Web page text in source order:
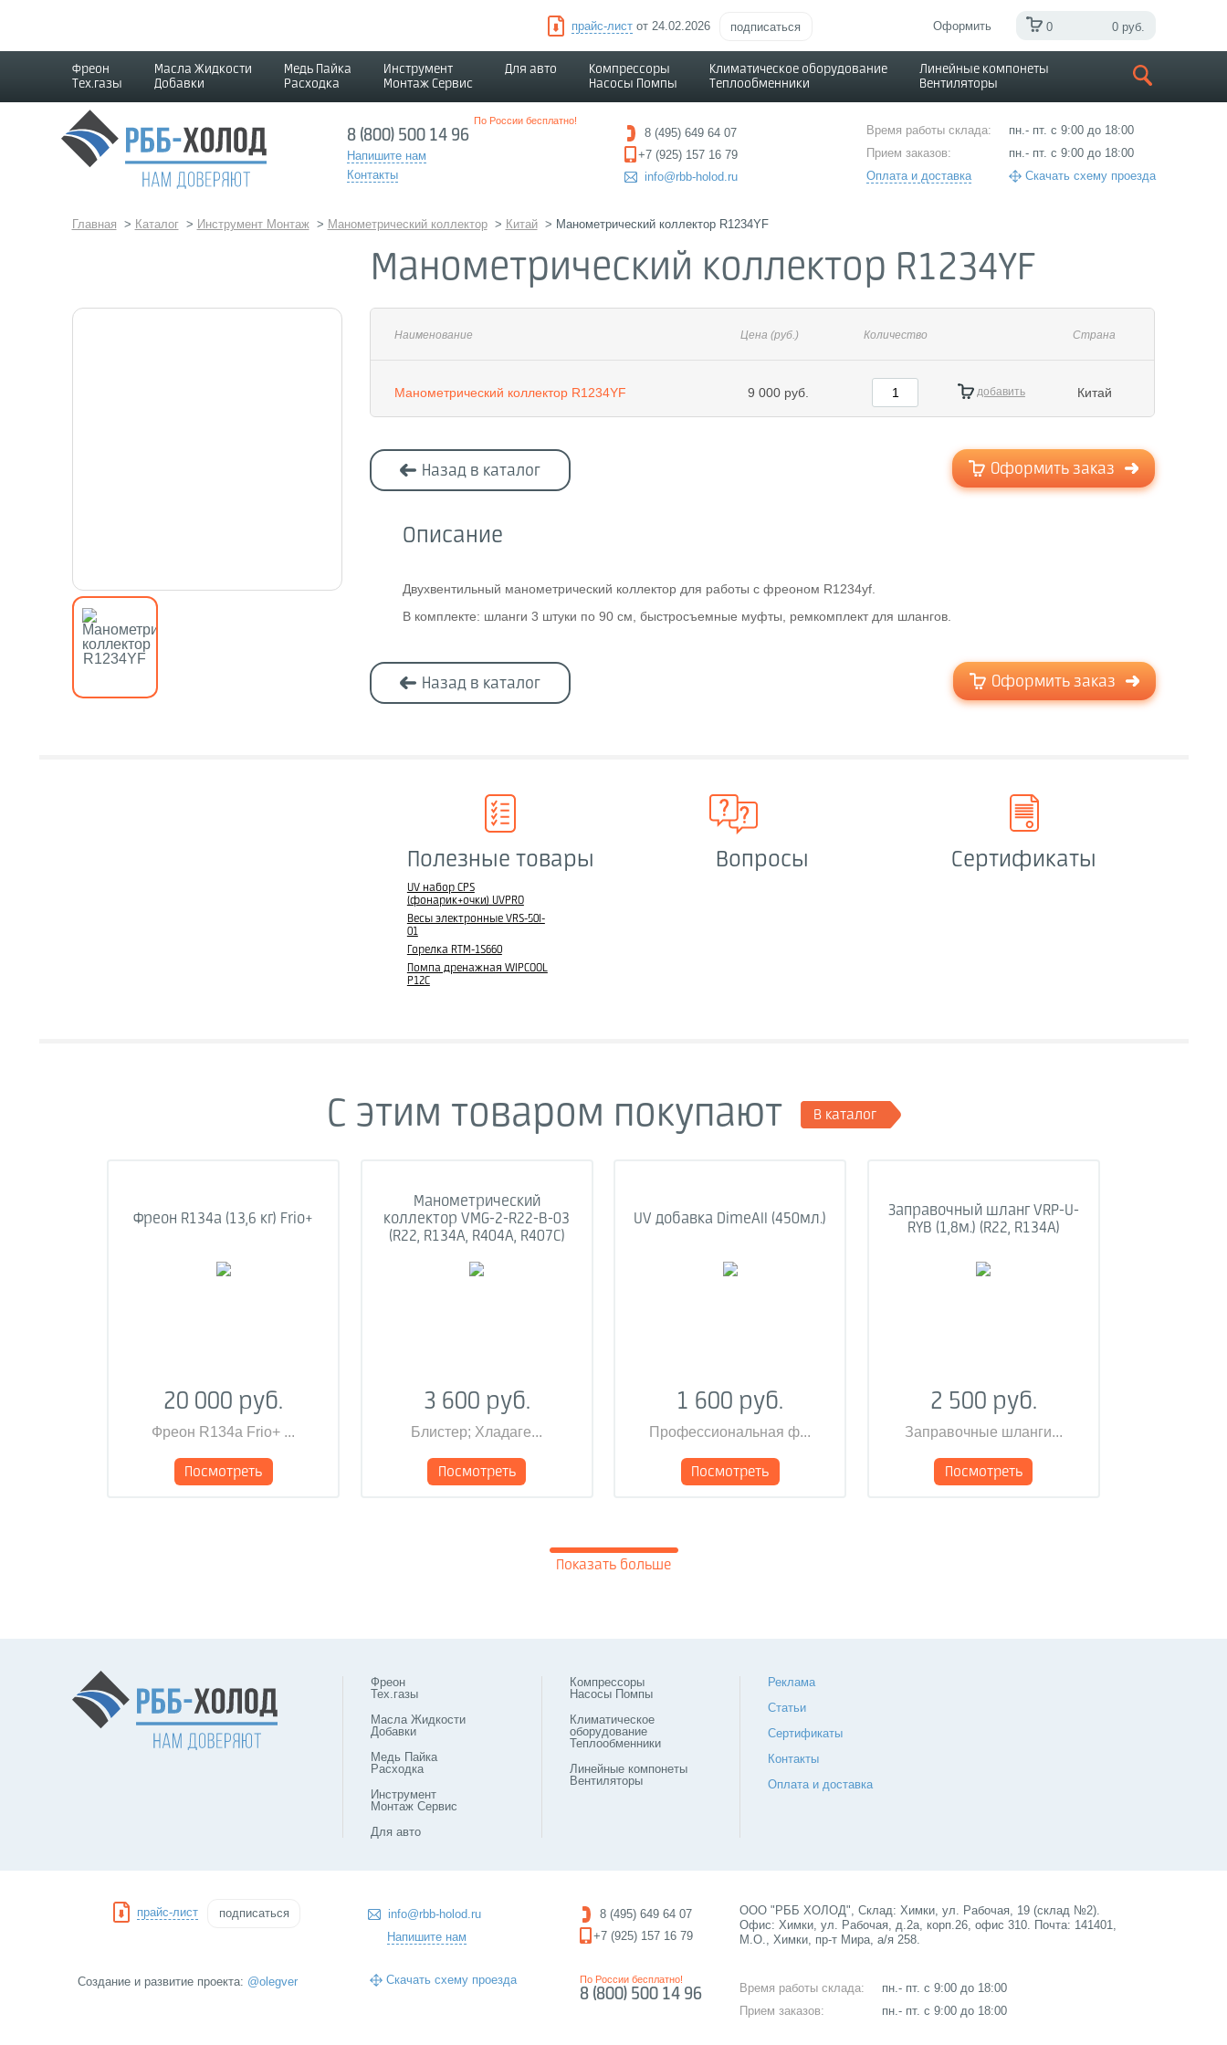
прайс-листот 24.02.2026 подписаться Оформить 0 0 руб.
Фреон
Тех.газы
Масла Жидкости
Добавки
Медь Пайка
Расходка
Инструмент
Монтаж Сервис
Для авто
Компрессоры
Насосы Помпы
Климатическое оборудование
Теплообменники
Линейные компонеты
Вентиляторы
8 (800) 500 14 96
По России бесплатно!
Напишите нам
Контакты
8 (495) 649 64 07
+7 (925) 157 16 79
info@rbb-holod.ru
Время работы склада:
Прием заказов:
Оплата и доставка
пн.- пт. с 9:00 до 18:00
пн.- пт. с 9:00 до 18:00
Скачать схему проезда
Главная > Каталог > Инструмент Монтаж > Манометрический коллектор > Китай > Манометрический коллектор R1234YF
Манометрический коллектор R1234YF
Наименование Цена (руб.) Количество Страна
Манометрический коллектор R1234YF 9 000 руб. добавить Китай
Назад в каталог Оформить заказ
Описание
Двухвентильный манометрический коллектор для работы с фреоном R1234yf.
В комплекте: шланги 3 штуки по 90 см, быстросъемные муфты, ремкомплект для шлангов.
Назад в каталог Оформить заказ
Полезные товары
UV набор CPS
(фонарик+очки) UVPRO
Весы электронные VRS-50I-
01
Горелка RTM-1S660
Помпа дренажная WIPCOOL
P12С
Вопросы Сертификаты
С этим товаром покупают В каталог
Фреон R134a (13,6 кг) Frio+
20 000 руб.
Фреон R134a Frio+ ...
Посмотреть
Манометрический
коллектор VMG-2-R22-B-03
(R22, R134A, R404A, R407C)
3 600 руб.
Блистер; Хладаге...
Посмотреть
UV добавка DimeAll (450мл.)
1 600 руб.
Профессиональная ф...
Посмотреть
Заправочный шланг VRP-U-
RYB (1,8м.) (R22, R134A)
2 500 руб.
Заправочные шланги...
Посмотреть
Показать больше
Фреон
Тех.газы
Масла Жидкости
Добавки
Медь Пайка
Расходка
Инструмент
Монтаж Сервис
Для авто
Компрессоры
Насосы Помпы
Климатическое
оборудование
Теплообменники
Линейные компонеты
Вентиляторы
Реклама
Статьи
Сертификаты
Контакты
Оплата и доставка
прайс-лист подписаться
Создание и развитие проекта: @olegver
info@rbb-holod.ru
Напишите нам
Скачать схему проезда
8 (495) 649 64 07
+7 (925) 157 16 79
8 (800) 500 14 96
По России бесплатно!
ООО "РББ ХОЛОД", Склад: Химки, ул. Рабочая, 19 (склад №2).
Офис: Химки, ул. Рабочая, д.2а, корп.26, офис 310. Почта: 141401,
М.О., Химки, пр-т Мира, а/я 258.
Время работы склада:
Прием заказов:
пн.- пт. с 9:00 до 18:00
пн.- пт. с 9:00 до 18:00